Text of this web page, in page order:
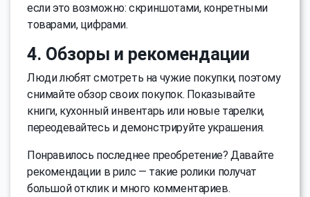
если это возможно: скриншотами, конретными
товарами, цифрами.
4. Обзоры и рекомендации
Люди любят смотреть на чужие покупки, поэтому
снимайте обзор своих покупок. Показывайте
книги, кухонный инвентарь или новые тарелки,
переодевайтесь и демонстрируйте украшения.
Понравилось последнее преобретение? Давайте
рекомендации в рилс — такие ролики получат
большой отклик и много комментариев.